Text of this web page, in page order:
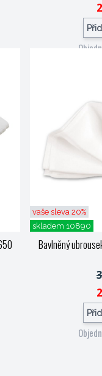
vaše sleva 20%
skladem 10890
Bavlněný